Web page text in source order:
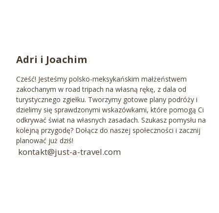
Adri i Joachim
Cześć! Jesteśmy polsko-meksykańskim małżeństwem
zakochanym w road tripach na własną rękę, z dala od
turystycznego zgiełku. Tworzymy gotowe plany podróży i
dzielimy się sprawdzonymi wskazówkami, które pomogą Ci
odkrywać świat na własnych zasadach. Szukasz pomysłu na
kolejną przygodę? Dołącz do naszej społeczności i zacznij
planować już dziś!
kontakt@just-a-travel.com